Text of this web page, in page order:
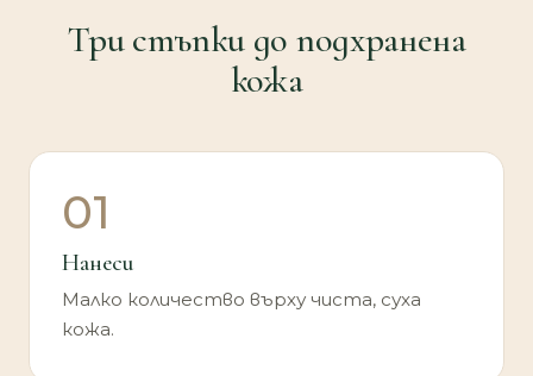
Три стъпки до подхранена
кожа
01
Нанеси
Малко количество върху чиста, суха
кожа.